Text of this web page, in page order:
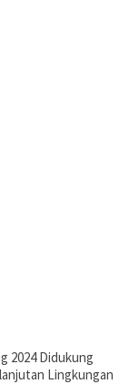
2024 Didukung
Lingkungan